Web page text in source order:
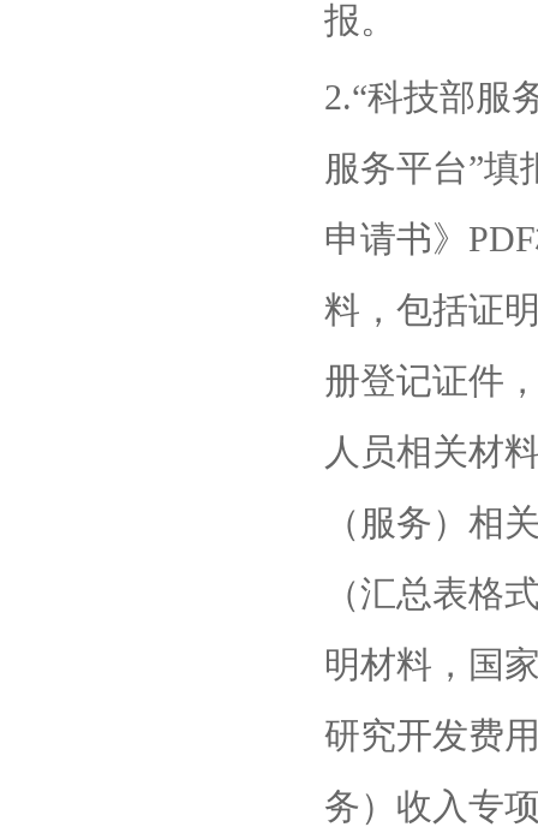
报。
2.“科技部服
服务平台”填
申请书》
料，包括证
册登记证件
人员相关材
（服务）相
（汇总表格
明材料，国
研究开发费
务）收入专